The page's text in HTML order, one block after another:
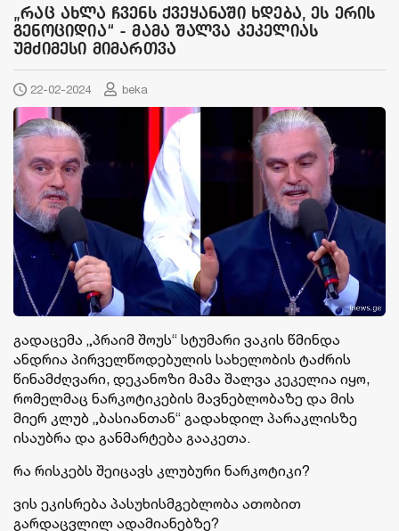
„რაც ახლა ჩვენს ქვეყანაში ხდება, ეს ერის
გენოციდია“ - მამა შალვა კეკელიას
უმძიმესი მიმართვა
22-02-2024 beka
გადაცემა „პრაიმ შოუს“ სტუმარი ვაკის წმინდა
ანდრია პირველწოდებულის სახელობის ტაძრის
წინამძღვარი, დეკანოზი მამა შალვა კეკელია იყო,
რომელმაც ნარკოტიკების მავნებლობაზე და მის
მიერ კლუბ „ბასიანთან“ გადახდილ პარაკლისზე
ისაუბრა და განმარტება გააკეთა.
რა რისკებს შეიცავს კლუბური ნარკოტიკი?
ვის ეკისრება პასუხისმგებლობა ათობით
გარდაცვლილ ადამიანებზე?